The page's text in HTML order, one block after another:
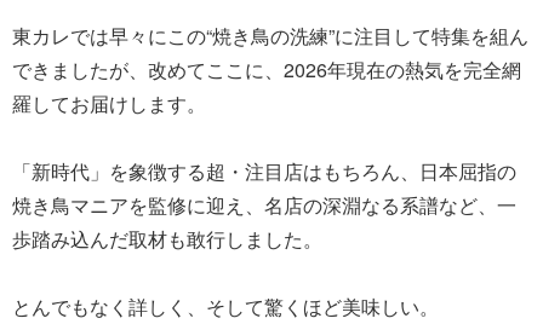
東カレでは早々にこの“焼き鳥の洗練”に注目して特集を組ん
できましたが、改めてここに、2026年現在の熱気を完全網
羅してお届けします。
「新時代」を象徴する超・注目店はもちろん、日本屈指の
焼き鳥マニアを監修に迎え、名店の深淵なる系譜など、一
歩踏み込んだ取材も敢行しました。
とんでもなく詳しく、そして驚くほど美味しい。